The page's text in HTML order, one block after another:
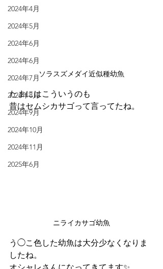
2024年4月
2024年5月
2024年6月
2024年6月
2024年7月
2024年8月
2024年9月
2024年10月
2024年11月
2025年6月
ソラスズメダイ近似種幼魚
たまにはこういうのも
昔はセムシカサゴって言ってたね。
ニライカサゴ幼魚
う◯こ色した幼魚は大分少なくなりま
したね。